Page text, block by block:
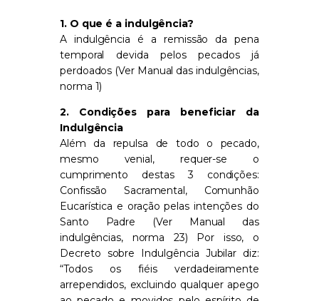
1. O que é a indulgência?
A indulgência é a remissão da pena
temporal devida pelos pecados já
perdoados (Ver Manual das indulgências,
norma 1)
2. Condições para beneficiar da
Indulgência
Além da repulsa de todo o pecado,
mesmo venial, requer-se o
cumprimento destas 3 condições:
Confissão Sacramental, Comunhão
Eucarística e oração pelas intenções do
Santo Padre (Ver Manual das
indulgências, norma 23) Por isso, o
Decreto sobre Indulgência Jubilar diz:
“Todos os fiéis verdadeiramente
arrependidos, excluindo qualquer apego